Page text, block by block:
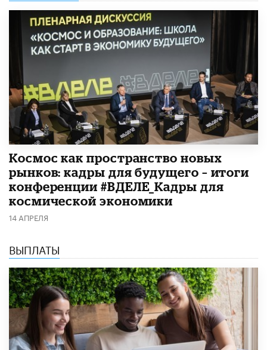
Космос как пространство новых
рынков: кадры для будущего – итоги
конференции #ВДЕЛЕ_Кадры для
космической экономики
14 АПРЕЛЯ
ВЫПЛАТЫ